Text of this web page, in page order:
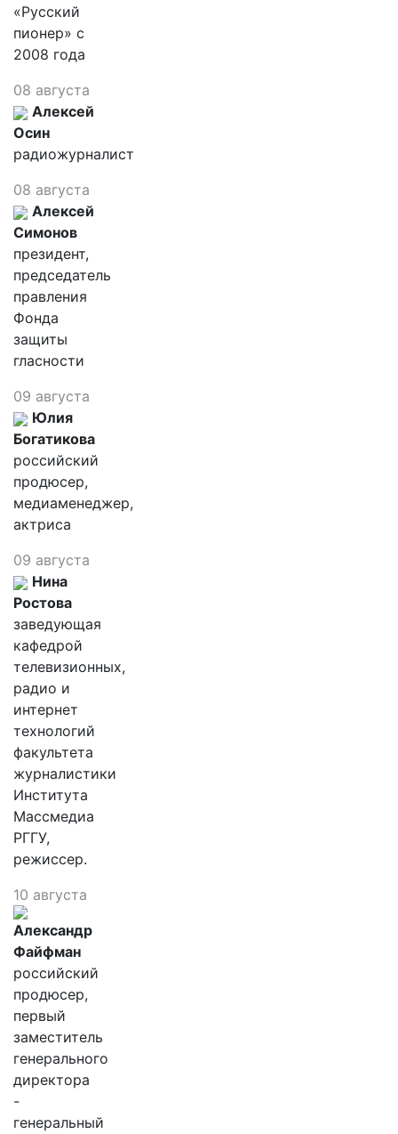
«Русский
пионер» с
2008 года
08 августа
Алексей
Осин
радиожурналист
08 августа
Алексей
Симонов
президент,
председатель
правления
Фонда
защиты
гласности
09 августа
Юлия
Богатикова
российский
продюсер,
медиаменеджер,
актриса
09 августа
Нина
Ростова
заведующая
кафедрой
телевизионных,
радио и
интернет
технологий
факультета
журналистики
Института
Массмедиа
РГГУ,
режиссер.
10 августа
Александр
Файфман
российский
продюсер,
первый
заместитель
генерального
директора
-
генеральный